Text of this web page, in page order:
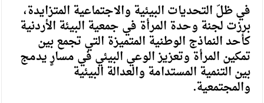
في ظلّ التحديات البيئية والاجتماعية المتزايدة،
برزت لجنة وحدة المرأة في جمعية البيئة الأردنية
كأحد النماذج الوطنية المتميزة التي تجمع بين
تمكين المرأة وتعزيز الوعي البيئي في مسارٍ يدمج
بين التنمية المستدامة والعدالة البيئية
والمجتمعية.